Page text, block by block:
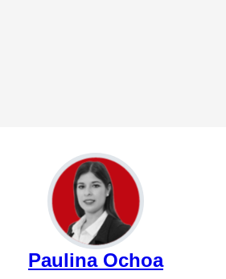
Paulina Ochoa